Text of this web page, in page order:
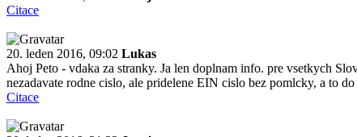
Citace
20. leden 2016, 09:02 Lukas
Ahoj Peto - vdaka za stranky. Ja len doplnam info. pre vsetkych
nezadavate rodne cislo, ale pridelene EIN cislo bez pomlcky, a to
Citace